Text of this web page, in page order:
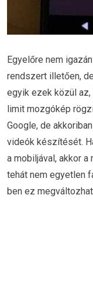
Egyelőre nem
rendszert illetően,
egyik ezek közül az,
limit mozgókép
Google, de
videók készítését.
a mobiljával, akkor
tehát nem egyetlen
ben ez